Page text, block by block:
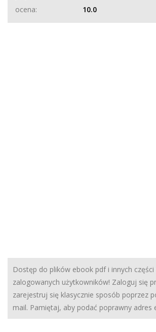
ocena:
10.0
Dostęp do plików ebook pdf i innych
zalogowanych użytkowników! Zaloguj się
zarejestruj się klasycznie sposób poprzez
mail. Pamiętaj, aby podać poprawny adres